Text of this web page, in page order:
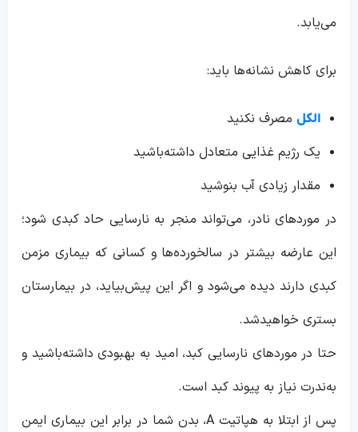
می‌یابد.
برای کاهش نشانه‌ها باید:
الکل مصرف نکنید
یک رژیم غذایی متعادل داشته‌باشید
مقدار زیادی آب بنوشید
در موردهای نادر، می‌تواند منجر به نارسایی حاد کبدی شود؛
این عارضه بیشتر در سالخورده‌ها و کسانی که بیماری مزمن
کبدی دارند دیده می‌شود و اگر این پیش‌بیاید، در بیمارستان
بستری خواهیدشد.
حتا در موردهای نارسایی کبد، امید به بهبودی داشته‌باشید و
به‌ندرت نیاز به پیوند کبد است.
پس از ابتلا به هپاتیت A، بدن شما در برابر این بیماری ایمن